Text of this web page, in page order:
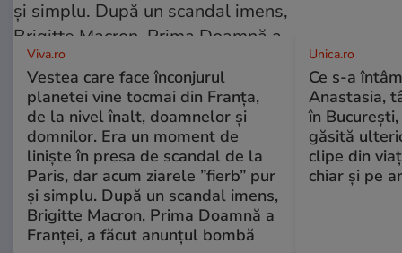
Viva.ro
Vestea care face înconjurul
planetei vine tocmai din Franța,
de la nivel înalt, doamnelor și
domnilor. Era un moment de
liniște în presa de scandal de la
Paris, dar acum ziarele ”fierb” pur
și simplu. După un scandal imens,
Brigitte Macron, Prima Doamnă a
Franței, a făcut anunțul bombă
Unica.ro
Ce s-a
Anastasia,
în
găsită
clipe din
chiar și pe